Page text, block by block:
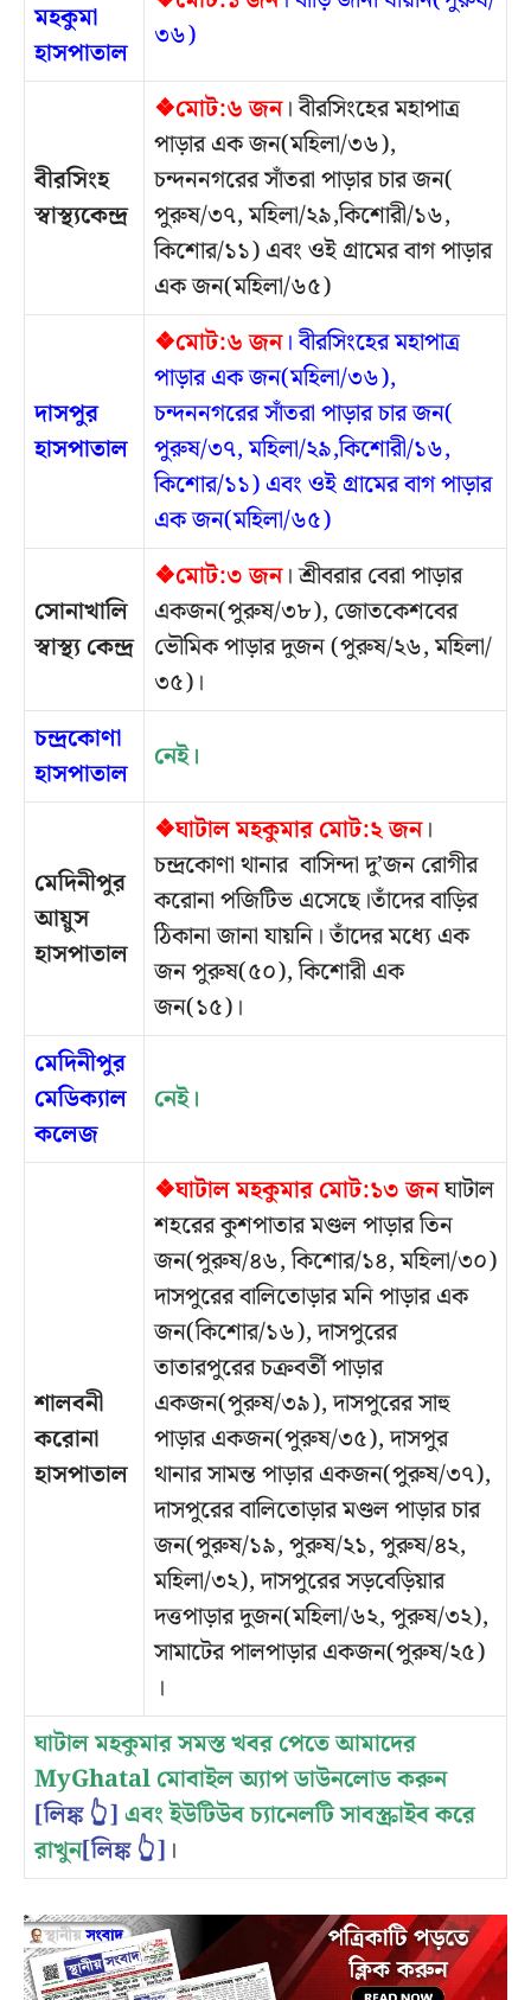
মহকুমা
হাসপাতাল
৩৬)
বীরসিংহ
স্বাস্থ্যকেন্দ্র
❖মোট:৬ জন। বীরসিংহের মহাপাত্র
পাড়ার এক জন(মহিলা/৩৬),
চন্দননগরের সাঁতরা পাড়ার চার জন(
পুরুষ/৩৭, মহিলা/২৯,কিশোরী/১৬,
কিশোর/১১) এবং ওই গ্রামের বাগ পাড়ার
এক জন(মহিলা/৬৫)
দাসপুর
হাসপাতাল
❖মোট:৬ জন। বীরসিংহের মহাপাত্র
পাড়ার এক জন(মহিলা/৩৬),
চন্দননগরের সাঁতরা পাড়ার চার জন(
পুরুষ/৩৭, মহিলা/২৯,কিশোরী/১৬,
কিশোর/১১) এবং ওই গ্রামের বাগ পাড়ার
এক জন(মহিলা/৬৫)
সোনাখালি
স্বাস্থ্য কেন্দ্র
❖মোট:৩ জন। শ্রীবরার বেরা পাড়ার
একজন(পুরুষ/৩৮), জোতকেশবের
ভৌমিক পাড়ার দুজন (পুরুষ/২৬, মহিলা/
৩৫)।
চন্দ্রকোণা
হাসপাতাল
নেই।
মেদিনীপুর
আয়ুস
হাসপাতাল
❖ঘাটাল মহকুমার মোট:২ জন।
চন্দ্রকোণা থানার বাসিন্দা দু’জন রোগীর
করোনা পজিটিভ এসেছে।তাঁদের বাড়ির
ঠিকানা জানা যায়নি। তাঁদের মধ্যে এক
জন পুরুষ(৫০), কিশোরী এক
জন(১৫)।
মেদিনীপুর
মেডিক্যাল
কলেজ
নেই।
শালবনী
করোনা
হাসপাতাল
❖ঘাটাল মহকুমার মোট:১৩ জনঘাটাল
শহরের কুশপাতার মণ্ডল পাড়ার তিন
জন(পুরুষ/৪৬, কিশোর/১৪, মহিলা/৩০)
দাসপুরের বালিতোড়ার মনি পাড়ার এক
জন(কিশোর/১৬), দাসপুরের
তাতারপুরের চক্রবর্তী পাড়ার
একজন(পুরুষ/৩৯), দাসপুরের সাহু
পাড়ার একজন(পুরুষ/৩৫), দাসপুর
থানার সামন্ত পাড়ার একজন(পুরুষ/৩৭),
দাসপুরের বালিতোড়ার মণ্ডল পাড়ার চার
জন(পুরুষ/১৯, পুরুষ/২১, পুরুষ/৪২,
মহিলা/৩২), দাসপুরের সড়বেড়িয়ার
দত্তপাড়ার দুজন(মহিলা/৬২, পুরুষ/৩২),
সামাটের পালপাড়ার একজন(পুরুষ/২৫)
।
ঘাটাল মহকুমার সমস্ত খবর পেতে আমাদের
MyGhatal মোবাইল অ্যাপ ডাউনলোড করুন
[লিঙ্ক 👆]এবং ইউটিউব চ্যানেলটি সাবস্ক্রাইব করে
রাখুন[লিঙ্ক 👆] ।